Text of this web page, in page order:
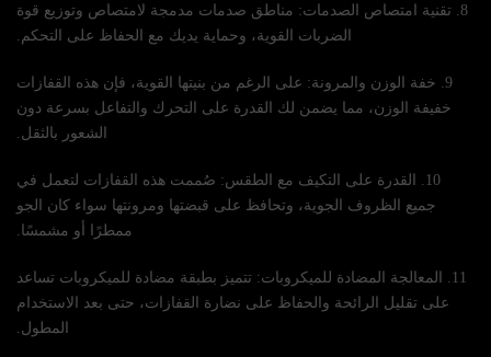
8. تقنية امتصاص الصدمات: مناطق صدمات مدمجة لامتصاص وتوزيع قوة
الضربات القوية، وحماية يديك مع الحفاظ على التحكم.
9. خفة الوزن والمرونة: على الرغم من بنيتها القوية، فإن هذه القفازات
خفيفة الوزن، مما يضمن لك القدرة على التحرك والتفاعل بسرعة دون
الشعور بالثقل.
10. القدرة على التكيف مع الطقس: صُممت هذه القفازات لتعمل في
جميع الظروف الجوية، وتحافظ على قبضتها ومرونتها سواء كان الجو
ممطرًا أو مشمسًا.
11. المعالجة المضادة للميكروبات: تتميز بطبقة مضادة للميكروبات تساعد
على تقليل الرائحة والحفاظ على نضارة القفازات، حتى بعد الاستخدام
المطول.